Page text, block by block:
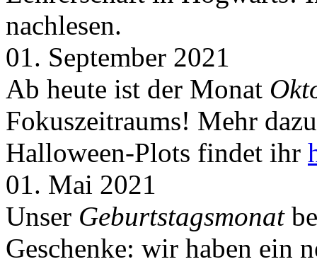
nachlesen.
01. September 2021
Ab heute ist der Monat
Fokuszeitraums! Mehr
Halloween-Plots findet ihr
01. Mai 2021
Unser Geburtstagsmonat
Geschenke: wir haben ein